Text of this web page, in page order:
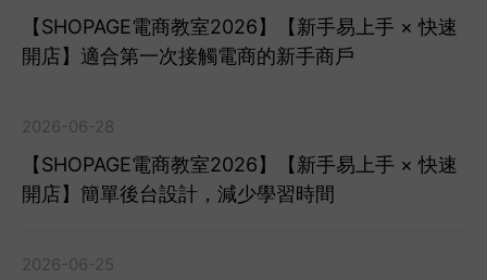
【SHOPAGE電商教室2026】【新手易上手 × 快速
開店】適合第一次接觸電商的新手商戶
2026-06-28
【SHOPAGE電商教室2026】【新手易上手 × 快速
開店】簡單後台設計，減少學習時間
2026-06-25